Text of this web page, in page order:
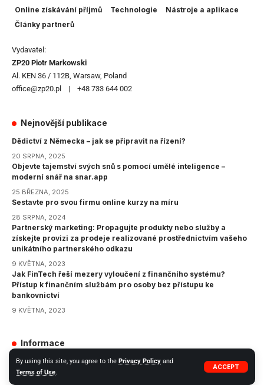
By using this site, you agree to the Privacy Policy and
Terms of Use.
ACCEPT
Online získávání příjmů
Technologie
Nástroje a aplikace
Články partnerů
Vydavatel:
ZP20 Piotr Markowski
Al. KEN 36 / 112B, Warsaw, Poland
office@zp20.pl | +48 733 644 002
Nejnovější publikace
Dědictví z Německa – jak se připravit na řízení?
20 SRPNA, 2025
Objevte tajemství svých snů s pomocí umělé inteligence –
moderní snář na snar.app
25 BŘEZNA, 2025
Sestavte pro svou firmu online kurzy na míru
28 SRPNA, 2024
Partnerský marketing: Propagujte produkty nebo služby a
získejte provizi za prodeje realizované prostřednictvím vašeho
unikátního partnerského odkazu
9 KVĚTNA, 2023
Jak FinTech řeší mezery vyloučení z finančního systému?
Přístup k finančním službám pro osoby bez přístupu ke
bankovnictví
9 KVĚTNA, 2023
Informace
GDPR